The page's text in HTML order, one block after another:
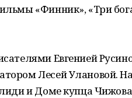
«Финник», «Три
Евгенией
Лесей Улановой.
и Доме купца